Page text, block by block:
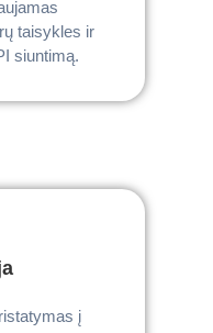
taisykles ir
siuntimą.
į